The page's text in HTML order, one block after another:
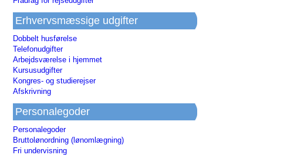
Erhvervsmæssige udgifter
Dobbelt husførelse
Telefonudgifter
Arbejdsværelse i hjemmet
Kursusudgifter
Kongres- og studierejser
Afskrivning
Personalegoder
Personalegoder
Bruttolønordning (lønomlægning)
Fri undervisning